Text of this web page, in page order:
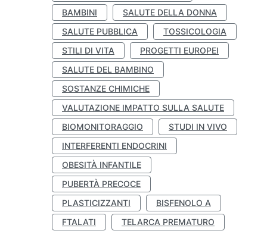
BAMBINI
SALUTE DELLA DONNA
SALUTE PUBBLICA
TOSSICOLOGIA
STILI DI VITA
PROGETTI EUROPEI
SALUTE DEL BAMBINO
SOSTANZE CHIMICHE
VALUTAZIONE IMPATTO SULLA SALUTE
BIOMONITORAGGIO
STUDI IN VIVO
INTERFERENTI ENDOCRINI
OBESITÀ INFANTILE
PUBERTÀ PRECOCE
PLASTICIZZANTI
BISFENOLO A
FTALATI
TELARCA PREMATURO